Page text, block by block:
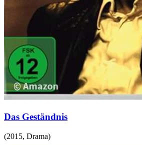
Das Geständnis
(2015, Drama)